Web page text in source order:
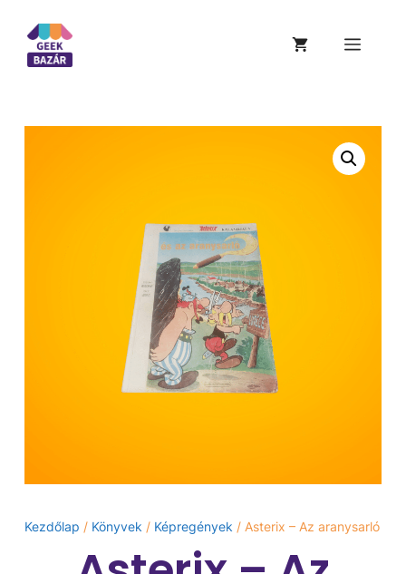
Kezdőlap / Könyvek / Képregények / Asterix – Az aranysarló